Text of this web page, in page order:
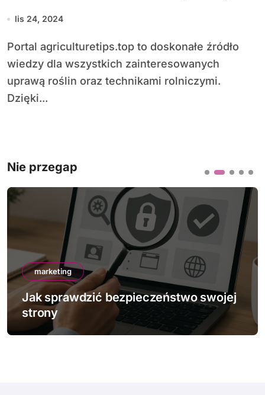
roślin
lis 24, 2024
Portal agriculturetips.top to doskonałe źródło
wiedzy dla wszystkich zainteresowanych
uprawą roślin oraz technikami rolniczymi.
Dzięki...
Nie przegap
marketing
Jak sprawdzić bezpieczeństwo swojej
strony